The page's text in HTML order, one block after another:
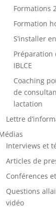
Formations
Formation
S’installer
Préparation
IBLCE
Coaching
de
lactation
Lettre
Interviews et
Articles de
Conférences
Questions
vidéo